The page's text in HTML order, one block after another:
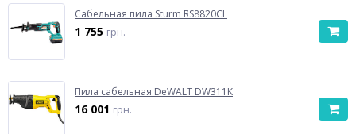
Сабельная пила Sturm RS8820CL
1 755 грн.
Пила сабельная DeWALT DW311K
16 001 грн.